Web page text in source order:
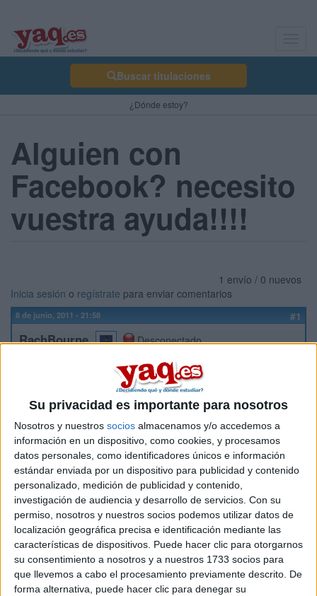
Su privacidad es importante para nosotros
Nosotros y nuestros socios almacenamos y/o accedemos a
información en un dispositivo, como cookies, y procesamos
datos personales, como identificadores únicos e información
estándar enviada por un dispositivo para publicidad y contenido
personalizado, medición de publicidad y contenido,
investigación de audiencia y desarrollo de servicios. Con su
permiso, nosotros y nuestros socios podemos utilizar datos de
localización geográfica precisa e identificación mediante las
características de dispositivos. Puede hacer clic para otorgarnos
su consentimiento a nosotros y a nuestros 1733 socios para
que llevemos a cabo el procesamiento previamente descrito. De
forma alternativa, puede hacer clic para denegar su
Buscar titulaciones
¿Dónde estoy?
Alguien con
Facebook? necesito
vuestra ayuda!!!!
1 envío / 0 nuevos
Inicia sesión o regístrate para enviar comentarios
8 de junio, 2011 - 21:58 #1
RachBourne
Desconectado
Hola a todos! necesito que, si tenéis Facebook, me hagáis el
favor de darle a ME GUSTA en este vídeo, ya que me
ayudaréis a ganar una cita con el grupo Paramore, por favor,
es muy importante para mí y solo tenéis que hacer un click!
http://www.facebook.com/video/video.php?
v=2027333438879&oid=141649222542374
Muchísimas gracias a todos!!!!!!
Inicio
Etiquetas: Hablar x Hablar